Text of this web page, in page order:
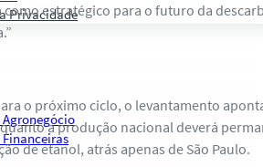
Privacidadeestratégico para o futuro da
o próximo ciclo, o levantamento
a produção nacional deverá
de etanol, atrás apenas de São Paulo.